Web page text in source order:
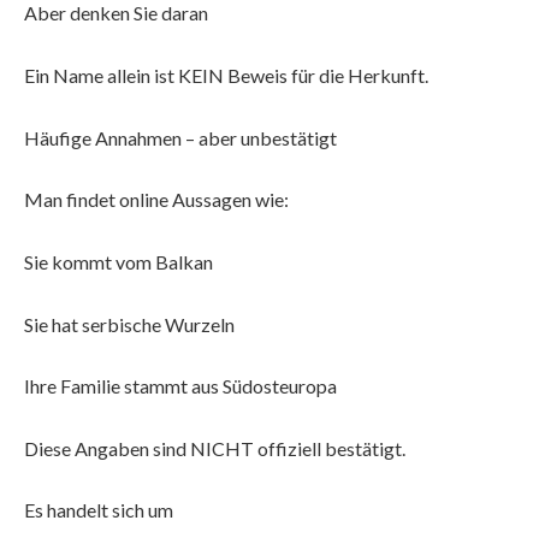
Aber denken Sie daran
Ein Name allein ist KEIN Beweis für die Herkunft.
Häufige Annahmen – aber unbestätigt
Man findet online Aussagen wie:
Sie kommt vom Balkan
Sie hat serbische Wurzeln
Ihre Familie stammt aus Südosteuropa
Diese Angaben sind NICHT offiziell bestätigt.
Es handelt sich um